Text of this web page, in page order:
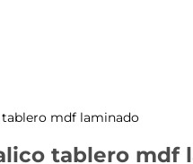
mdf laminado
tablero mdf